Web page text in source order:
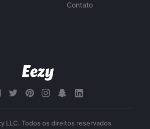
Contato
LLC. Todos os direitos reservados